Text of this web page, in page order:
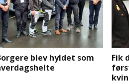
blev hyldet som
Fik